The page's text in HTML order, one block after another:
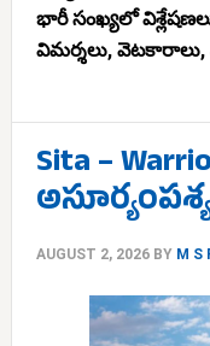
భారీ సంఖ్యలో
విమర్శలు, వెటకారాలు,
Sita –
AUGUST 2, 2026BY M S